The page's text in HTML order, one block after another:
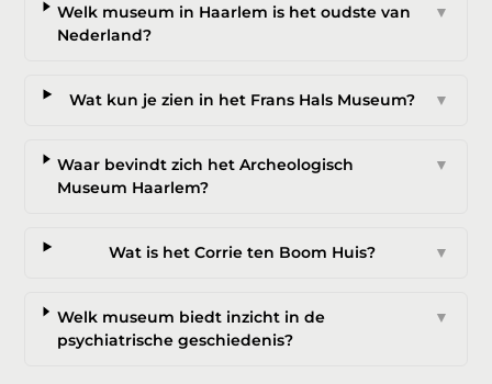
Welk museum in Haarlem is het oudste van
Nederland?
▼
Wat kun je zien in het Frans Hals Museum? ▼
Waar bevindt zich het Archeologisch
Museum Haarlem?
▼
Wat is het Corrie ten Boom Huis? ▼
Welk museum biedt inzicht in de
psychiatrische geschiedenis?
▼